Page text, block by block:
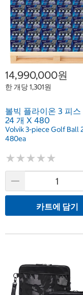
14,990,000원
한 개당 1,301원
볼빅 플라이온 3 피스
24 개 X 480
Volvik 3-piece Golf Ball
480ea
★★★★★
★★★★★
카트에 담기